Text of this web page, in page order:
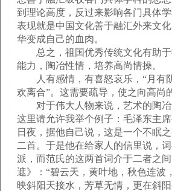
到理论高度，反过来影响各门具体
表现就是中国文化善于融汇外来文
华变成自己的血肉。
总之，祖国优秀传统文化有助于
能力，陶冶性情，培养高尚情操。
人有感情，有喜怒哀乐，“月有
欢离合”。这需要疏导，使之向高尚
对于伟大人物来说，艺术的陶冶
这里请允许我举个例子：毛泽东主席
日夜，据他自己说，这是一个不眠
二首。于是他在给家人的信里说，
派，而范氏的这两首词介于二者之
遮》：“碧云天，黄叶地，秋色连波
映斜阳天接水，芳草无情，更在斜